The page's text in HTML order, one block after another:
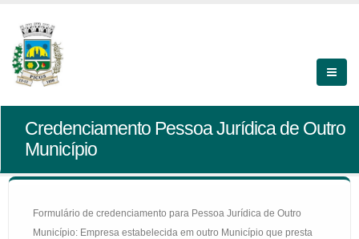
Credenciamento Pessoa Jurídica de Outro
Município
Formulário de credenciamento para Pessoa Jurídica de Outro
Município: Empresa estabelecida em outro Município que presta